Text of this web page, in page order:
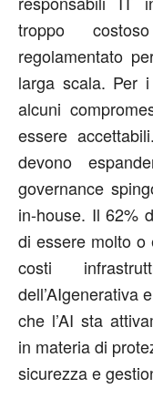
troppo
regolamentato
larga scala. Per
alcuni
essere
devono
governance
in-house. Il 62%
di essere molto o
costi
dell’AIgenerativa
che l’AI sta
in materia di
sicurezza e